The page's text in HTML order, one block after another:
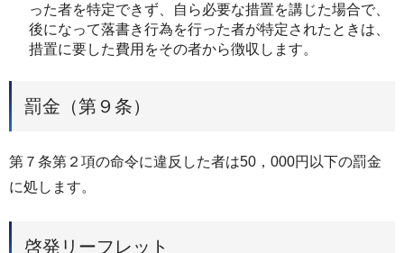
った者を特定できず、自ら必要な措置を講じた場合で、
後になって落書き行為を行った者が特定されたときは、
措置に要した費用をその者から徴収します。
罰金（第９条）
第７条第２項の命令に違反した者は50，000円以下の罰金
に処します。
啓発リーフレット